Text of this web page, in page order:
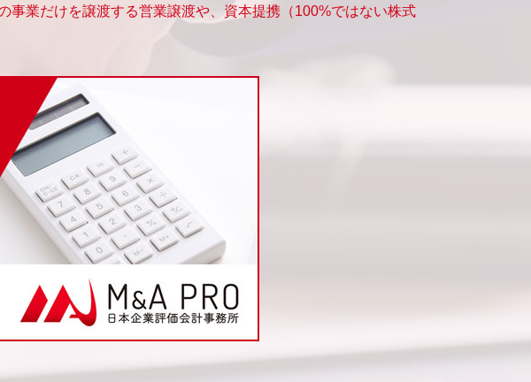
事業だけを譲渡する営業譲渡や、資本提携（100%ではない株式